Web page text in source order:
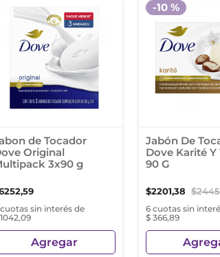
de Tocador
Original
3x90 g
,59
sin interés de
Agregar
Jabón De
Dove Karité Y
90 G
$2201,38 $2445
6 cuotas sin
$ 366,89
-10 %